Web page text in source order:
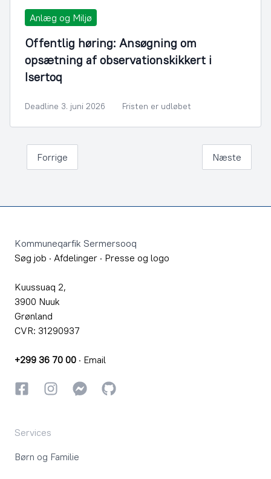
Anlæg og Miljø
Offentlig høring: Ansøgning om
opsætning af observationskikkert i
Isertoq
Deadline 3. juni 2026 Fristen er udløbet
Forrige Næste
Kommuneqarfik Sermersooq
Søg job · Afdelinger · Presse og logo
Kuussuaq 2,
3900 Nuuk
Grønland
CVR: 31290937
+299 36 70 00 · Email
FacebookInstagramInstagram
GitHub
Services
Børn og Familie